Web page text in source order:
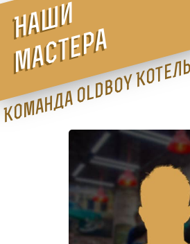
Наши
мастера
Команда Oldboy